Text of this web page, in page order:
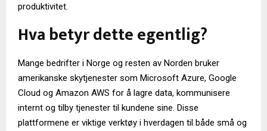
produktivitet.
Hva betyr dette egentlig?
Mange bedrifter i Norge og resten av Norden bruker
amerikanske skytjenester som Microsoft Azure, Google
Cloud og Amazon AWS for å lagre data, kommunisere
internt og tilby tjenester til kundene sine. Disse
plattformene er viktige verktøy i hverdagen til både små og